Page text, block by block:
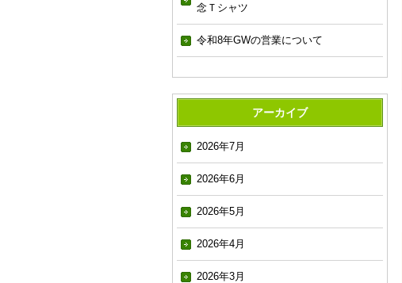
念Ｔシャツ
令和8年GWの営業について
アーカイブ
2026年7月
2026年6月
2026年5月
2026年4月
2026年3月